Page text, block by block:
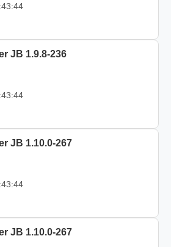
JB 1.9.8-236
JB 1.10.0-267
JB 1.10.0-267